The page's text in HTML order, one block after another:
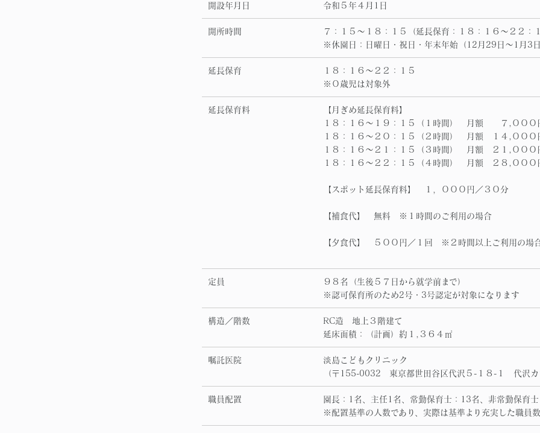
開設年月日 令和５年４月1日
開所時間
７：１５～１８：１５（延長保育：１８：１６～２２：
※休園日：日曜日・祝日・年末年始（12月29日～1月3日
延長保育
１８：１６～２２：１５
※０歳児は対象外
延長保育料
【月ぎめ延長保育料】
１８：１６～１９：１５（１時間） 月額 ７,０００
１８：１６～２０：１５（２時間） 月額 １４,０００
１８：１６～２１：１５（３時間） 月額 ２１,０００
１８：１６～２２：１５（４時間） 月額 ２８,０００
【スポット延長保育料】 １，０００円／３０分
【補食代】 無料 ※１時間のご利用の場合
【夕食代】 ５００円／１回 ※２時間以上ご利用の場
定員
９８名（生後５７日から就学前まで）
※認可保育所のため2号・3号認定が対象になります
構造／階数
RC造 地上３階建て
延床面積：（計画）約１,３６４㎡
嘱託医院
淡島こどもクリニック
（〒155-0032 東京都世田谷区代沢５-１８-１ 代沢カ
職員配置
園長：1名、主任1名、常勤保育士：13名、非常勤保育
※配置基準の人数であり、実際は基準より充実した職員